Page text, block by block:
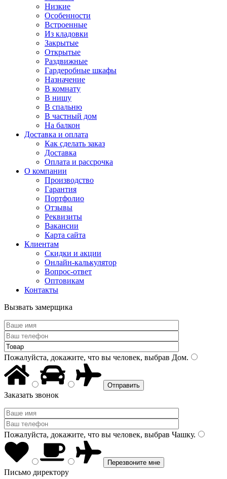
Низкие
Особенности
Встроенные
Из кладовки
Закрытые
Открытые
Раздвижные
Гардеробные шкафы
Назначение
В комнату
В нишу
В спальню
В частный дом
На балкон
Доставка и оплата
Как сделать заказ
Доставка
Оплата и рассрочка
О компании
Производство
Гарантия
Портфолио
Отзывы
Реквизиты
Вакансии
Карта сайта
Клиентам
Скидки и акции
Онлайн-калькулятор
Вопрос-ответ
Оптовикам
Контакты
Вызвать замерщика
Пожалуйста, докажите, что вы человек, выбрав Дом.
Заказать звонок
Пожалуйста, докажите, что вы человек, выбрав Чашку.
Письмо директору